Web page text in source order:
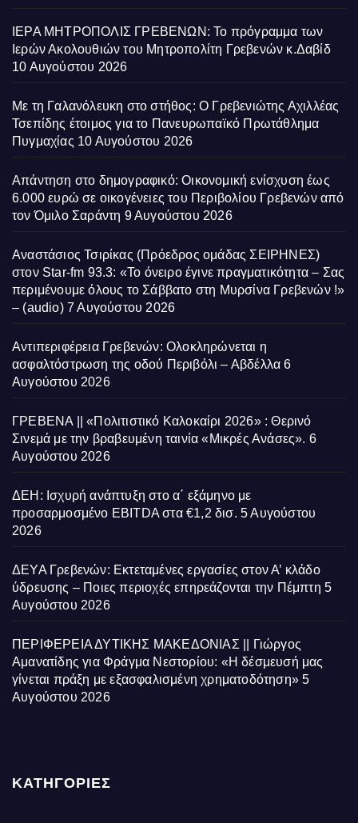
ΙΕΡΑ ΜΗΤΡΟΠΟΛΙΣ ΓΡΕΒΕΝΩΝ: Το πρόγραμμα των
Ιερών Ακολουθιών του Μητροπολίτη Γρεβενών κ.Δαβίδ
10 Αυγούστου 2026
Με τη Γαλανόλευκη στο στήθος: Ο Γρεβενιώτης Αχιλλέας
Τσεπίδης έτοιμος για το Πανευρωπαϊκό Πρωτάθλημα
Πυγμαχίας 10 Αυγούστου 2026
Απάντηση στο δημογραφικό: Οικονομική ενίσχυση έως
6.000 ευρώ σε οικογένειες του Περιβολίου Γρεβενών από
τον Όμιλο Σαράντη 9 Αυγούστου 2026
Αναστάσιος Τσιρίκας (Πρόεδρος ομάδας ΣΕΙΡΗΝΕΣ)
στον Star-fm 93.3: «Το όνειρο έγινε πραγματικότητα – Σας
περιμένουμε όλους το Σάββατο στη Μυρσίνα Γρεβενών !»
– (audio) 7 Αυγούστου 2026
Αντιπεριφέρεια Γρεβενών: Ολοκληρώνεται η
ασφαλτόστρωση της οδού Περιβόλι – Αβδέλλα 6
Αυγούστου 2026
ΓΡΕΒΕΝΑ || «Πολιτιστικό Καλοκαίρι 2026» : Θερινό
Σινεμά με την βραβευμένη ταινία «Μικρές Ανάσες». 6
Αυγούστου 2026
ΔΕΗ: Ισχυρή ανάπτυξη στο α΄ εξάμηνο με
προσαρμοσμένο EBITDA στα €1,2 δισ. 5 Αυγούστου
2026
ΔΕΥΑ Γρεβενών: Εκτεταμένες εργασίες στον Α’ κλάδο
ύδρευσης – Ποιες περιοχές επηρεάζονται την Πέμπτη 5
Αυγούστου 2026
ΠΕΡΙΦΕΡΕΙΑ ΔΥΤΙΚΗΣ ΜΑΚΕΔΟΝΙΑΣ || Γιώργος
Αμανατίδης για Φράγμα Νεστορίου: «Η δέσμευσή μας
γίνεται πράξη με εξασφαλισμένη χρηματοδότηση» 5
Αυγούστου 2026
ΚΑΤΗΓΟΡΙΕΣ